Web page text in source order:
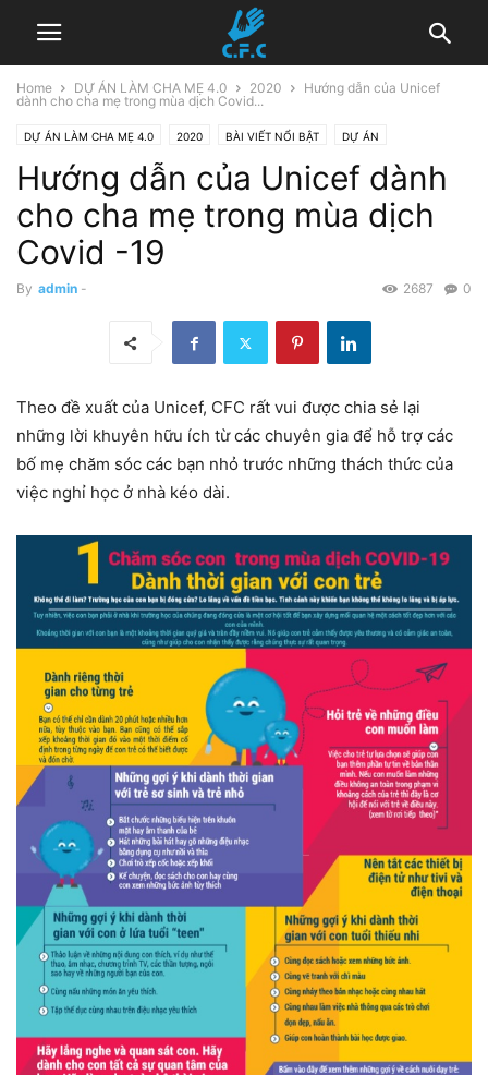
Home DỰ ÁN LÀM CHA MẸ 4.0 2020
Hướng dẫn của Unicef
dành cho cha mẹ trong mùa dịch Covid...
DỰ ÁN LÀM CHA MẸ 4.0 2020 BÀI VIẾT NỔI BẬT DỰ ÁN
HOẠT ĐỘNG TÀI NGUYÊN TÂM LÝ GIÁO DỤC
Hướng dẫn của Unicef dành
cho cha mẹ trong mùa dịch
Covid -19
By admin - 0
2687
Theo đề xuất của Unicef, CFC rất vui được chia sẻ lại
những lời khuyên hữu ích từ các chuyên gia để hỗ trợ các
bố mẹ chăm sóc các bạn nhỏ trước những thách thức của
việc nghỉ học ở nhà kéo dài.